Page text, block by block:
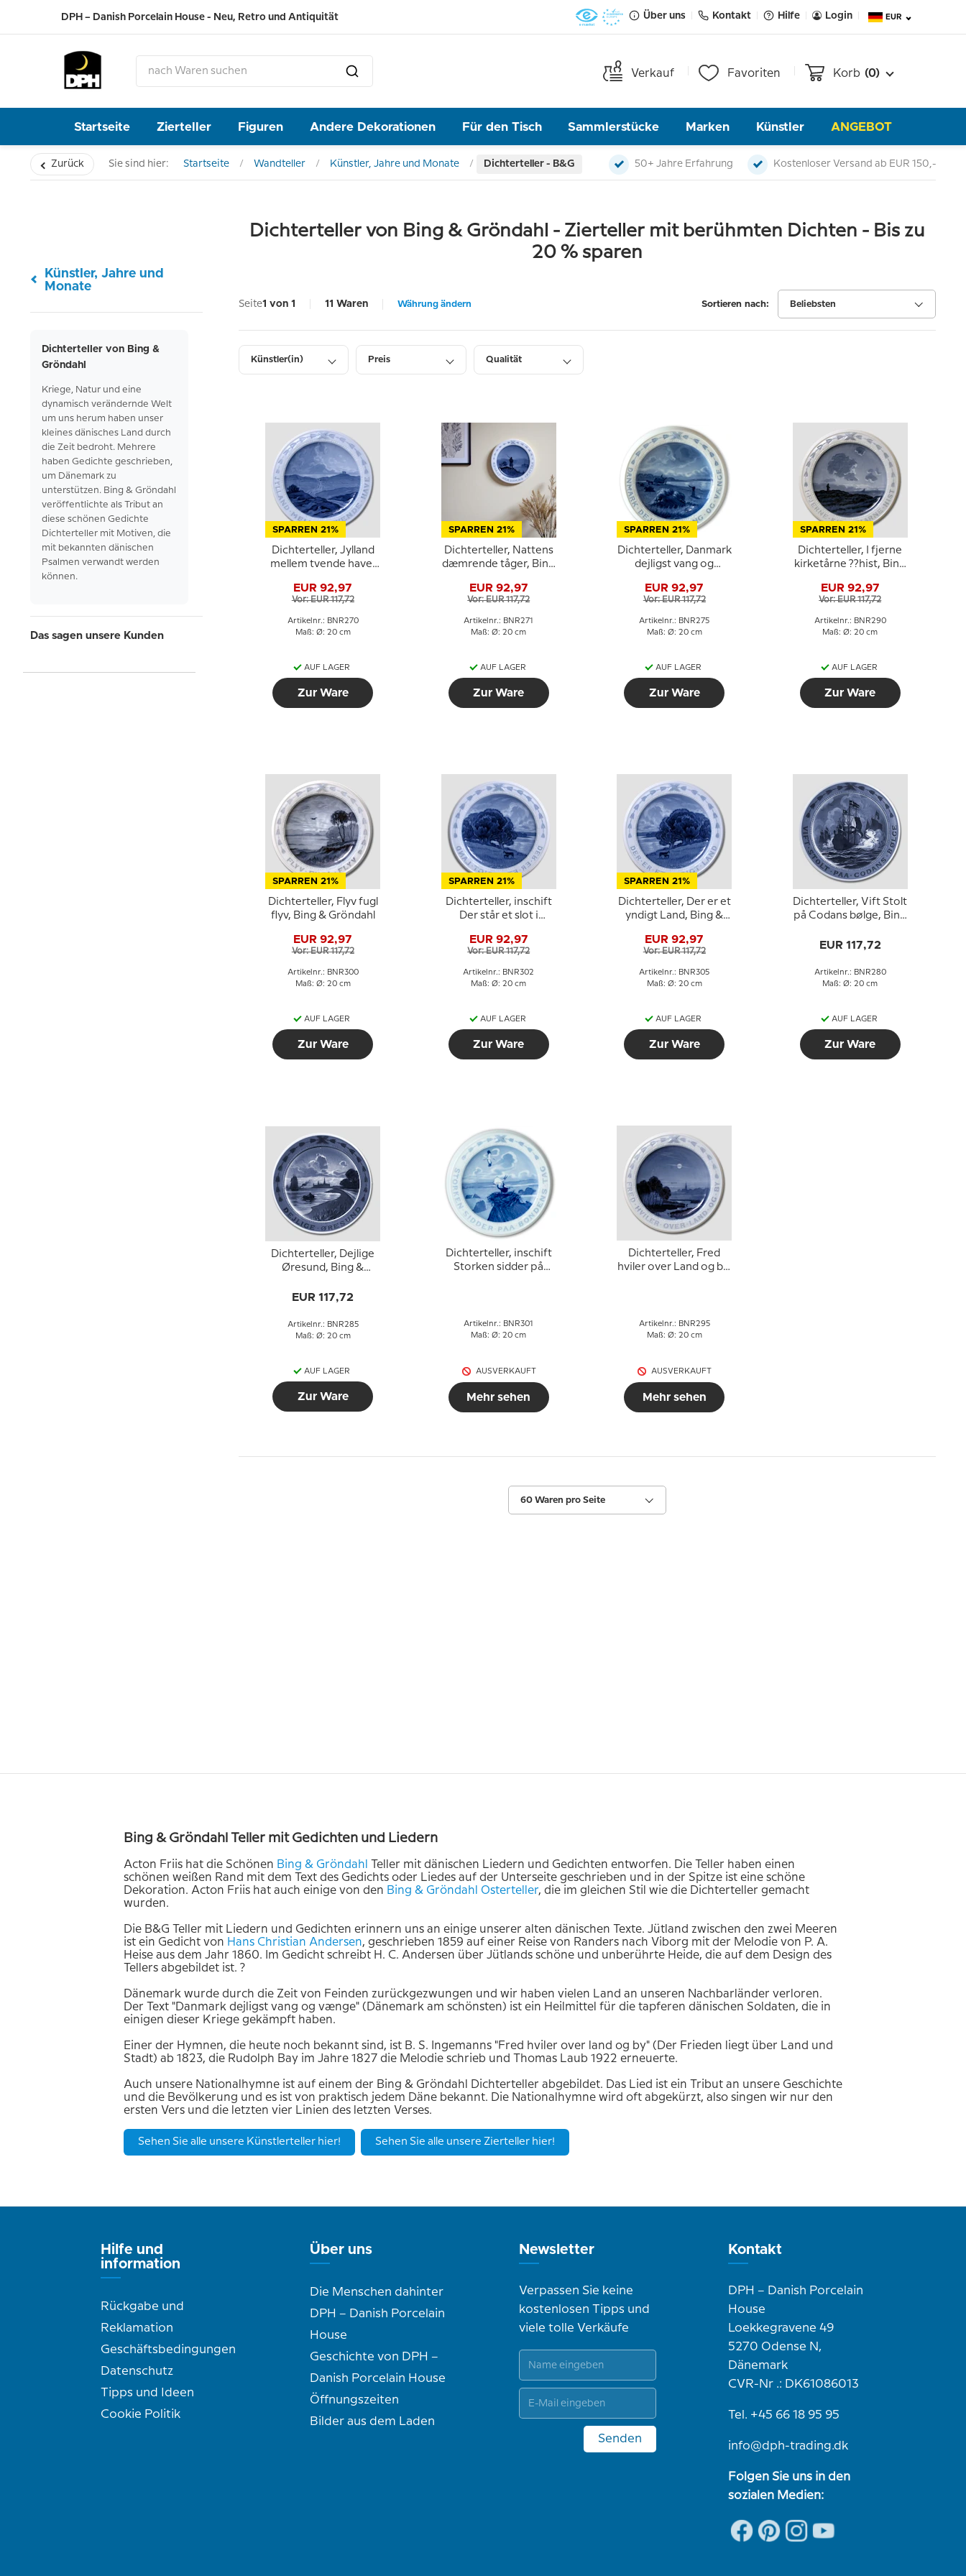
DPH – Danish Porcelain House - Neu, Retro und Antiquität Über uns Kontakt Hilfe Login EUR
Verkauf Favoriten Korb (0)
Startseite Zierteller Figuren Andere Dekorationen Für den Tisch Sammlerstücke Marken Künstler ANGEBOT
Zurück Sie sind hier: Startseite Wandteller Künstler, Jahre und Monate Dichterteller - B&G 50+ Jahre Erfahrung Kostenloser Versand ab EUR 150,-
Künstler, Jahre und
Monate
Dichterteller von Bing &
Gröndahl
Kriege, Natur und eine
dynamisch verändernde Welt
um uns herum haben unser
kleines dänisches Land durch
die Zeit bedroht. Mehrere
haben Gedichte geschrieben,
um Dänemark zu
unterstützen. Bing & Gröndahl
veröffentlichte als Tribut an
diese schönen Gedichte
Dichterteller mit Motiven, die
mit bekannten dänischen
Psalmen verwandt werden
können.
Das sagen unsere Kunden
Dichterteller von Bing & Gröndahl - Zierteller mit berühmten Dichten - Bis zu
20 % sparen
Seite1 von 1 11 Waren Währung ändern Sortieren nach: Beliebsten
Künstler(in) Preis Qualität
SPARREN 21%
Dichterteller, Jylland
mellem tvende have,
EUR 92,97
Vor: EUR 117,72
Artikelnr.: BNR270
Maß: Ø: 20 cm
AUF LAGER
Zur Ware
SPARREN 21%
Dichterteller, Nattens
dæmrende tåger, Bing
EUR 92,97
Vor: EUR 117,72
Artikelnr.: BNR271
Maß: Ø: 20 cm
AUF LAGER
Zur Ware
SPARREN 21%
Dichterteller, Danmark
dejligst vang og
Gröndahl
EUR 92,97
Vor: EUR 117,72
Artikelnr.: BNR275
Maß: Ø: 20 cm
AUF LAGER
Zur Ware
SPARREN 21%
Dichterteller, I fjerne
kirketårne ??hist, Bing
EUR 92,97
Vor: EUR 117,72
Artikelnr.: BNR290
Maß: Ø: 20 cm
AUF LAGER
Zur Ware
SPARREN 21%
Dichterteller, Flyv fugl
flyv, Bing & Gröndahl
EUR 92,97
Vor: EUR 117,72
Artikelnr.: BNR300
Maß: Ø: 20 cm
AUF LAGER
Zur Ware
SPARREN 21%
Dichterteller, inschift
Der står et slot i
Gröndahl
EUR 92,97
Vor: EUR 117,72
Artikelnr.: BNR302
Maß: Ø: 20 cm
AUF LAGER
Zur Ware
SPARREN 21%
Dichterteller, Der er et
yndigt Land, Bing &
EUR 92,97
Vor: EUR 117,72
Artikelnr.: BNR305
Maß: Ø: 20 cm
AUF LAGER
Zur Ware
Dichterteller, Vift Stolt
på Codans bølge, Bing
EUR 117,72
Artikelnr.: BNR280
Maß: Ø: 20 cm
AUF LAGER
Zur Ware
Dichterteller, Dejlige
Øresund, Bing &
EUR 117,72
Artikelnr.: BNR285
Maß: Ø: 20 cm
AUF LAGER
Zur Ware
Dichterteller, inschift
Storken sidder på
Artikelnr.: BNR301
Maß: Ø: 20 cm
AUSVERKAUFT
Mehr sehen
Dichterteller, Fred
hviler over Land og by,
Artikelnr.: BNR295
Maß: Ø: 20 cm
AUSVERKAUFT
Mehr sehen
60 Waren pro Seite
Bing & Gröndahl Teller mit Gedichten und Liedern
Acton Friis hat die Schönen Bing & Gröndahl
Teller mit dänischen Liedern und Gedichten entworfen. Die Teller haben einen
schönen weißen Rand mit dem Text des Gedichts oder Liedes auf der Unterseite geschrieben und in der Spitze ist eine schöne
Dekoration. Acton Friis hat auch einige von den Bing & Gröndahl Osterteller, die im gleichen Stil wie die Dichterteller gemacht
wurden.
Die B&G Teller mit Liedern und Gedichten erinnern uns an einige unserer alten dänischen Texte. Jütland zwischen den zwei Meeren
ist ein Gedicht von Hans Christian Andersen, geschrieben 1859 auf einer Reise von Randers nach Viborg mit der Melodie von P. A.
Heise aus dem Jahr 1860. Im Gedicht schreibt H. C. Andersen über Jütlands schöne und unberührte Heide, die auf dem Design des
Tellers abgebildet ist. ?
Dänemark wurde durch die Zeit von Feinden zurückgezwungen und wir haben vielen Land an unseren Nachbarländer verloren.
Der Text "Danmark dejligst vang og vænge" (Dänemark am schönsten) ist ein Heilmittel für die tapferen dänischen Soldaten, die in
einigen dieser Kriege gekämpft haben.
Einer der Hymnen, die heute noch bekannt sind, ist B. S. Ingemanns "Fred hviler over land og by" (Der Frieden liegt über Land und
Stadt) ab 1823, die Rudolph Bay im Jahre 1827 die Melodie schrieb und Thomas Laub 1922 erneuerte.
Auch unsere Nationalhymne ist auf einem der Bing & Gröndahl Dichterteller abgebildet. Das Lied ist ein Tribut an unsere Geschichte
und die Bevölkerung und es ist von praktisch jedem Däne bekannt. Die Nationalhymne wird oft abgekürzt, also singen wir nur den
ersten Vers und die letzten vier Linien des letzten Verses.
Sehen Sie alle unsere Künstlerteller hier! Sehen Sie alle unsere Zierteller hier!
Hilfe und
information
Rückgabe und
Reklamation
Geschäftsbedingungen
Datenschutz
Tipps und Ideen
Cookie Politik
Über uns
Die Menschen dahinter
DPH – Danish Porcelain
House
Geschichte von DPH –
Danish Porcelain House
Öffnungszeiten
Bilder aus dem Laden
Newsletter
Verpassen Sie keine
kostenlosen Tipps und
viele tolle Verkäufe
Senden
Kontakt
DPH – Danish Porcelain
House
Loekkegravene 49
5270 Odense N,
Dänemark
CVR-Nr .: DK61086013
Tel. +45 66 18 95 95
info@dph-trading.dk
Folgen Sie uns in den
sozialen Medien: